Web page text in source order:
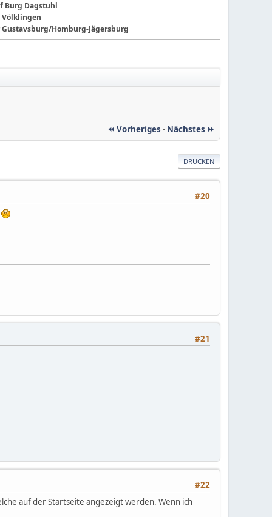
Burg Dagstuhl
Völklingen
Homburg-Jägersburg
⏪ Vorheriges - Nächstes ⏩
DRUCKEN
#20
#21
#22
auf der Startseite angezeigt werden. Wenn ich